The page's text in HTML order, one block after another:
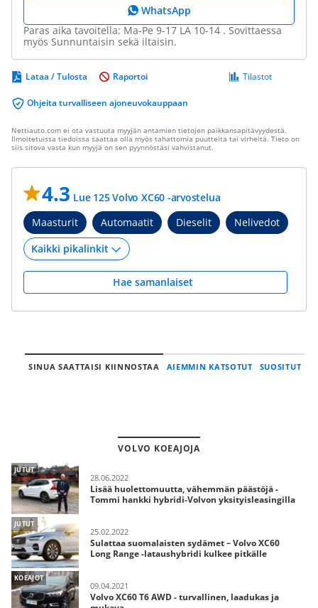
WhatsApp
Paras aika tavoitella: Ma-Pe 9-17 LA 10-14 . Sovittaessa
myös Sunnuntaisin sekä iltaisin.
Lataa / Tulosta
Ohjeita turvalliseen ajoneuvokauppaan
Tilastot
Raportoi
Nettiauto.com ei ota vastuuta myyjän antamien tietojen paikkansapitävyydestä.
Ilmoitetuissa tiedoissa saattaa olla myös tahattomia puutteita tai virheitä. Tieto on
siis sitova vasta kun myyjä on sen pyynnöstäsi vahvistanut.
4.3 Lue 125 Volvo XC60 -arvostelua
Maasturit
Automaatit Dieselit Nelivedot
Hae samanlaiset
SINUA SAATTAISI KIINNOSTAA AIEMMIN KATSOTUT SUOSITUT
VOLVO KOEAJOJA
JUTUT
28.06.2022
Lisää huolettomuutta, vähemmän päästöjä -
Tommi hankki hybridi-Volvon yksityisleasingilla
JUTUT
25.02.2022
Sulattaa suomalaisten sydämet – Volvo XC60
Long Range -lataushybridi kulkee pitkälle
KOEAJOT
09.04.2021
Volvo XC60 T6 AWD - turvallinen, laadukas ja